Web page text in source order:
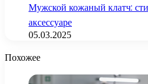
Мужской кожаный клатч:
аксессуаре
05.03.2025
Похожее